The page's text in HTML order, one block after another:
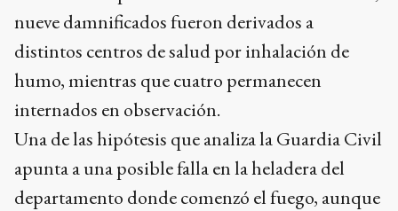
nueve damnificados fueron derivados a
distintos centros de salud por inhalación de
humo, mientras que cuatro permanecen
internados en observación.
Una de las hipótesis que analiza la Guardia Civil
apunta a una posible falla en la heladera del
departamento donde comenzó el fuego, aunque